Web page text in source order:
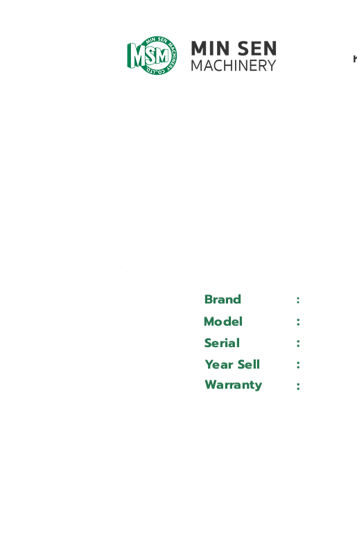
Brand :
Model
:
Serial
:
Year Sell
:
Warranty
: